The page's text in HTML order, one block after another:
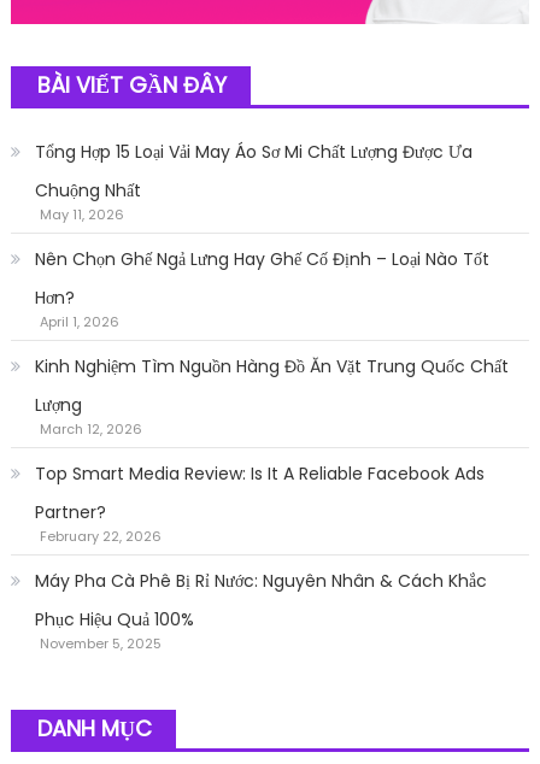
BÀI VIẾT GẦN ĐÂY
Tổng Hợp 15 Loại Vải May Áo Sơ Mi Chất Lượng Được Ưa
Chuộng Nhất
May 11, 2026
Nên Chọn Ghế Ngả Lưng Hay Ghế Cố Định – Loại Nào Tốt
Hơn?
April 1, 2026
Kinh Nghiệm Tìm Nguồn Hàng Đồ Ăn Vặt Trung Quốc Chất
Lượng
March 12, 2026
Top Smart Media Review: Is It A Reliable Facebook Ads
Partner?
February 22, 2026
Máy Pha Cà Phê Bị Rỉ Nước: Nguyên Nhân & Cách Khắc
Phục Hiệu Quả 100%
November 5, 2025
DANH MỤC